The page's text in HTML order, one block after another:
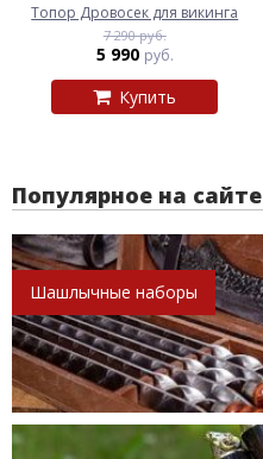
Топор Дровосек для викинга
7 290 руб.
5 990 руб.
Купить
Популярное на сайте
Шашлычные наборы